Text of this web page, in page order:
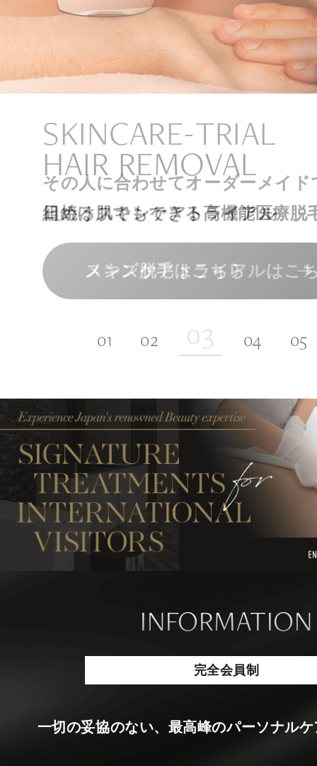
SIGNATURE
リラックスできる落ち着いた空間
上質な美容医療サービスを提供し
人気メニューはこちら
HAIR REMOVAL
日焼け肌でもできる高機能医療脱
メンズ脱毛はこちら
SKINCARE-TRIAL
その人に合わせてオーダーメイド
組めるスキンケアトライアル
スキンケアトライアルはこ
PHILOSOPHY
“男性”特化の美容
コンセプトはこちら
ナチュラル アンチエイ
内側から若々しく健康な身体へ
エクソソーム療法はこちら
NAD+点滴はこちら
INVITATION
メンバーシップを、最高のギフト
メンバーシップのご案内
INFORMATION
完全会員制
一切の妥協のない、最高峰のパーソナル